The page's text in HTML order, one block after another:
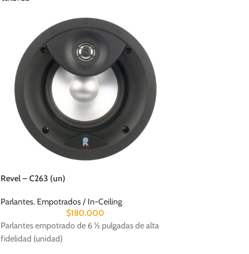
Revel – C263 (un)
Parlantes, Empotrados / In-Ceiling
$180.000
Parlantes empotrado de 6 ½ pulgadas de alta
fidelidad (unidad)